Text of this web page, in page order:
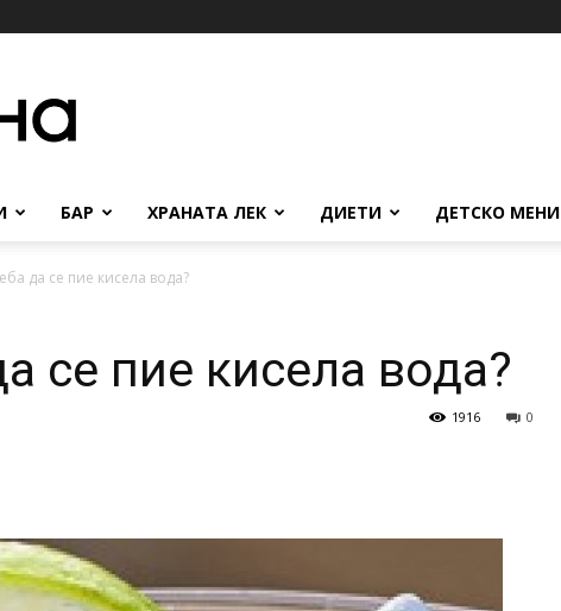
БАР ХРАНАТА ЛЕК ДИЕТИ ДЕТСКО МЕНИ
да се пие кисела вода?
се пие кисела вода?
0
1916